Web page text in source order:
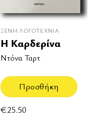
ΞΈΝΗ ΛΟΓΟΤΕΧΝΊΑ
Η Καρδερίνα
Ντόνα Ταρτ
Προσθήκη
€25.50